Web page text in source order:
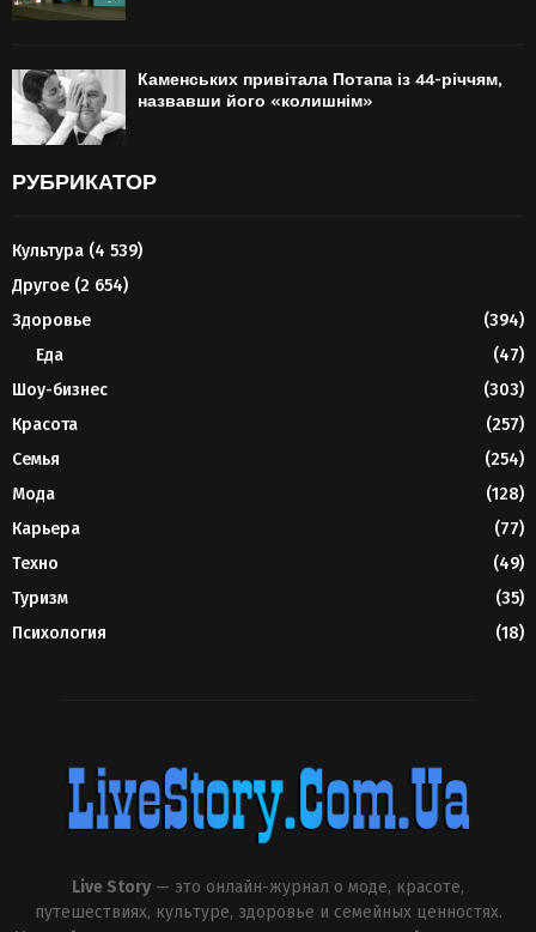
Каменських привітала Потапа із 44-річчям,
назвавши його «колишнім»
РУБРИКАТОР
Культура (4 539)
Другое (2 654)
Здоровье
(394)
Еда
(47)
Шоу-бизнес
(303)
Красота
(257)
Семья
(254)
Мода
(128)
Карьера
(77)
Техно
(49)
Туризм
(35)
Психология
(18)
Live Story — это онлайн-журнал о моде, красоте,
путешествиях, культуре, здоровье и семейных ценностях.